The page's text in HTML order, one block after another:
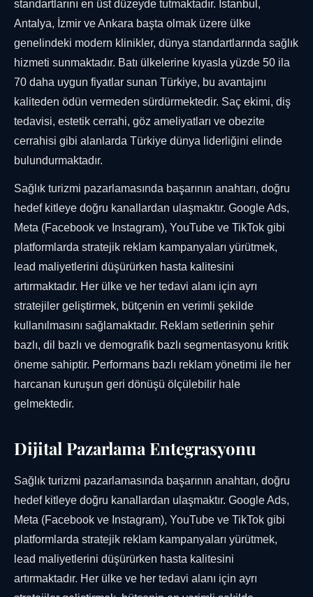
standartlarını en üst düzeyde tutmaktadır. İstanbul,
Antalya, İzmir ve Ankara başta olmak üzere ülke
genelindeki modern klinikler, dünya standartlarında sağlık
hizmeti sunmaktadır. Batı ülkelerine kıyasla yüzde 50 ila
70 daha uygun fiyatlar sunan Türkiye, bu avantajını
kaliteden ödün vermeden sürdürmektedir. Saç ekimi, diş
tedavisi, estetik cerrahi, göz ameliyatları ve obezite
cerrahisi gibi alanlarda Türkiye dünya liderliğini elinde
bulundurmaktadır.
Sağlık turizmi pazarlamasında başarının anahtarı, doğru
hedef kitleye doğru kanallardan ulaşmaktır. Google Ads,
Meta (Facebook ve Instagram), YouTube ve TikTok gibi
platformlarda stratejik reklam kampanyaları yürütmek,
lead maliyetlerini düşürürken hasta kalitesini
artırmaktadır. Her ülke ve her tedavi alanı için ayrı
stratejiler geliştirmek, bütçenin en verimli şekilde
kullanılmasını sağlamaktadır. Reklam setlerinin şehir
bazlı, dil bazlı ve demografik bazlı segmentasyonu kritik
öneme sahiptir. Performans bazlı reklam yönetimi ile her
harcanan kuruşun geri dönüşü ölçülebilir hale
gelmektedir.
Dijital Pazarlama Entegrasyonu
Sağlık turizmi pazarlamasında başarının anahtarı, doğru
hedef kitleye doğru kanallardan ulaşmaktır. Google Ads,
Meta (Facebook ve Instagram), YouTube ve TikTok gibi
platformlarda stratejik reklam kampanyaları yürütmek,
lead maliyetlerini düşürürken hasta kalitesini
artırmaktadır. Her ülke ve her tedavi alanı için ayrı